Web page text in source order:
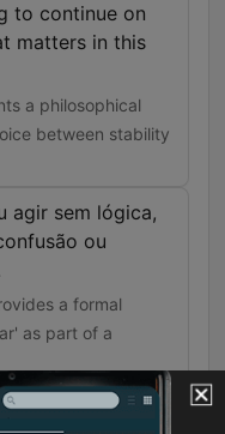
to continue on
matters in this
a philosophical
between stability
agir sem lógica,
ou
a formal
as part of a